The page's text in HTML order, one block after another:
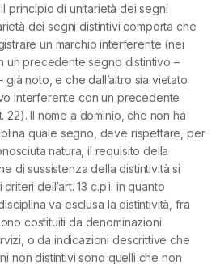
principio di unitarietà dei segni
dei segni distintivi comporta che
un marchio interferente (nei
un precedente segno distintivo –
già noto, e che dall’altro sia vietato
interferente con un precedente
22). Il nome a dominio, che non ha
quale segno, deve rispettare, per
natura, il requisito della
di sussistenza della distintività si
dell’art. 13 c.p.i. in quanto
va esclusa la distintività, fra
costituiti da denominazioni
o da indicazioni descrittive che
non distintivi sono quelli che non